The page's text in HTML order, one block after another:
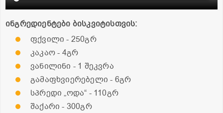
ინგრედიენტები ბისკვიტისთვის:
ფქვილი - 250გრ
კაკაო - 4გრ
ვანილინი - 1 შეკვრა
გამაფხვიერებელი - 6გრ
სპრედი „ოდა“ - 110გრ
შაქარი - 300გრ